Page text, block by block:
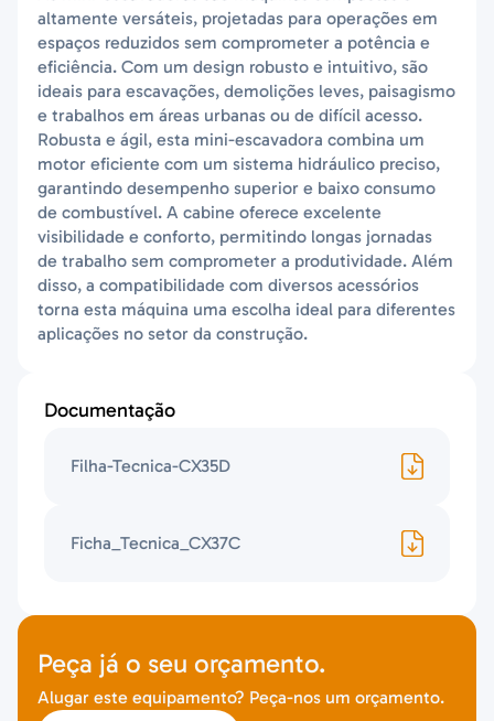
altamente versáteis, projetadas para operações em
espaços reduzidos sem comprometer a potência e
eficiência. Com um design robusto e intuitivo, são
ideais para escavações, demolições leves, paisagismo
e trabalhos em áreas urbanas ou de difícil acesso.
Robusta e ágil, esta mini-escavadora combina um
motor eficiente com um sistema hidráulico preciso,
garantindo desempenho superior e baixo consumo
de combustível. A cabine oferece excelente
visibilidade e conforto, permitindo longas jornadas
de trabalho sem comprometer a produtividade. Além
disso, a compatibilidade com diversos acessórios
torna esta máquina uma escolha ideal para diferentes
aplicações no setor da construção.
Documentação
Filha-Tecnica-CX35D
Ficha_Tecnica_CX37C
Peça já o seu orçamento.
Alugar este equipamento? Peça-nos um orçamento.